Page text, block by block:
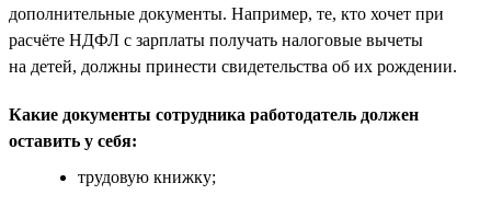
дополнительные документы. Например, те, кто хочет при
расчёте НДФЛ с зарплаты получать налоговые вычеты
на детей, должны принести свидетельства об их рождении.
Какие документы сотрудника работодатель должен
оставить у себя:
трудовую книжку;